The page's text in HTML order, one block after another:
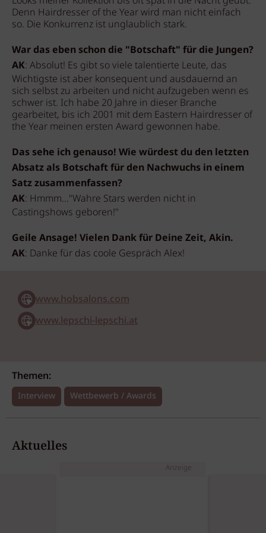
Denn Hairdresser of the Year wird man nicht einfach
so. Die Konkurrenz ist unglaublich stark.
War das eben schon die "Botschaft" für die Jungen?
AK: Absolut! Es gibt so viele talentierte Leute, das
Wichtigste ist aber konsequent und ausdauernd an
sich selbst zu arbeiten und nicht aufzugeben wenn es
schwer ist. Ich habe 20 Jahre in dieser Branche
gearbeitet, bis ich 2001 mit dem Eastern Hairdresser of
the Year meinen ersten Award gewonnen habe.
Das sehe ich genauso! Wie würdest du den letzten
Absatz als Botschaft für den Nachwuchs in einem
Satz zusammenfassen?
AK: Hmmm..."Wahre Stars werden nicht in
Castingshows geboren!"
Geile Ansage! Vielen Dank für Deine Zeit, Akin.
AK: Danke für das coole Gespräch Alex!
www.hobsalons.com
www.lepschi-lepschi.at
Themen:
Interview Wettbewerb / Awards
Aktuelles
Anzeige